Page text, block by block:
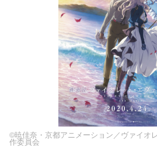
©暁佳奈・京都アニメーション／ヴァイオ
作委員会